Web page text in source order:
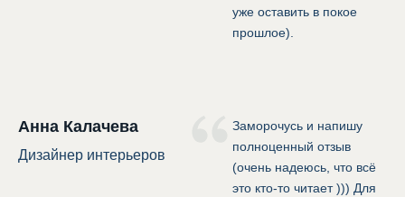
уже оставить в покое
прошлое).
Анна Калачева
Дизайнер интерьеров
Заморочусь и напишу
полноценный отзыв
(очень надеюсь, что всё
это кто-то читает ))) Для